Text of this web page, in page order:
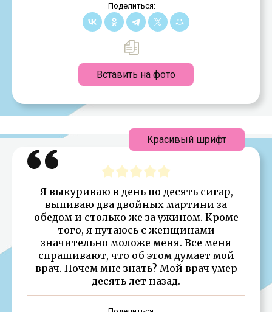
Поделиться:
Вставить на фото
Я выкуриваю в день по десять сигар,
выпиваю два двойных мартини за
обедом и столько же за ужином. Кроме
того, я путаюсь с женщинами
значительно моложе меня. Все меня
спрашивают, что об этом думает мой
врач. Почем мне знать? Мой врач умер
десять лет назад.
Красивый шрифт